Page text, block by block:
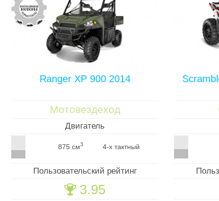
Ranger XP 900 2014
Мотовездеход
Двигатель
875 см3 4-х тактный
Пользовательский рейтинг
🏆 3.95